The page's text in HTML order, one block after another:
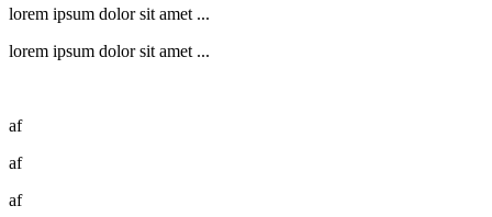
lorem ipsum dolor sit amet ...
lorem ipsum dolor sit amet ...
af
af
af